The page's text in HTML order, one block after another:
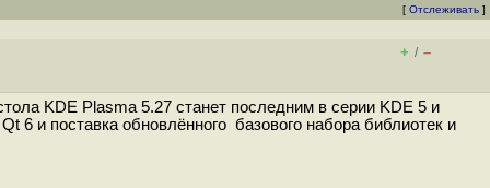
[ Отслеживать ]
+ / –
KDE Plasma 5.27 станет последним в серии KDE 5 и
6 и поставка обновлённого базового набора библиотек и